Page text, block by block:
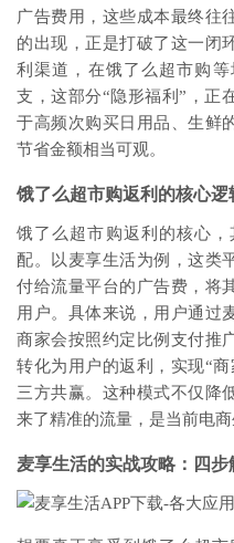
广告费用，这些成本最终往
的出现，正是打破了这一闭
利渠道，在饿了么超市购
支，这部分“隐形福利”，正
于高频次购买日用品、生鲜
节省金额相当可观。
饿了么超市购返利的核心
饿了么超市购返利的核心
配。以麦享生活为例，这类
付给流量平台的广告费，将
用户。具体来说，用户通过
商家会按照约定比例支付推
转化为用户的返利，实现“
三方共赢。这种模式不仅降
来了精准的流量，是当前电
麦享生活的实战攻略：四